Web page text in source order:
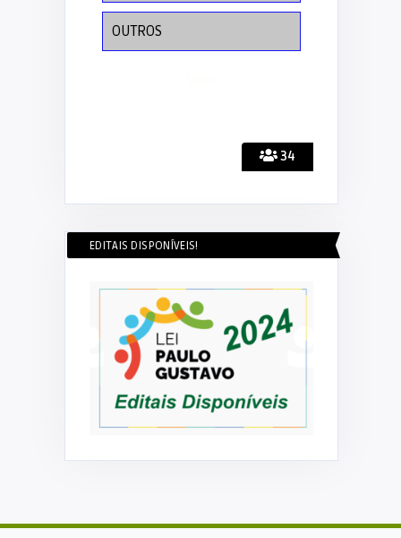
34
OUTROS
EDITAIS DISPONÍVEIS!
Prefeito recebe autoridades para